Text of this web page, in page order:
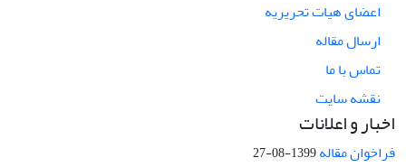
اعضای هیات تحریریه
ارسال مقاله
تماس با ما
نقشه سایت
اخبار و اعلانات
فراخوان مقاله1399-08-27